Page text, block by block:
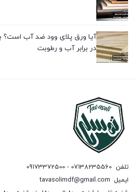
آیا ورق پلای وود ضد آب است؟
در برابر آب و رطوبت
تلفن 07138235560 - 09173372500
ایمیل tavasolimdf@gmail.com